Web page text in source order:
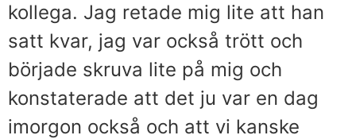
kollega. Jag retade mig lite att han
satt kvar, jag var också trött och
började skruva lite på mig och
konstaterade att det ju var en dag
imorgon också och att vi kanske